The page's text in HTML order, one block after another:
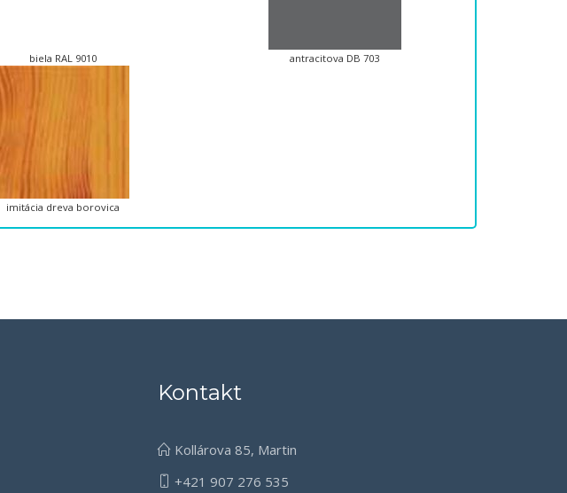
biela RAL 9010
imitácia dreva borovica
antracitova DB 703
Kontakt
Kollárova 85, Martin
+421 907 276 535